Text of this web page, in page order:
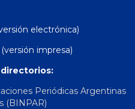
electrónica)
impresa)
Periódicas Argentinas
(BINPAR)